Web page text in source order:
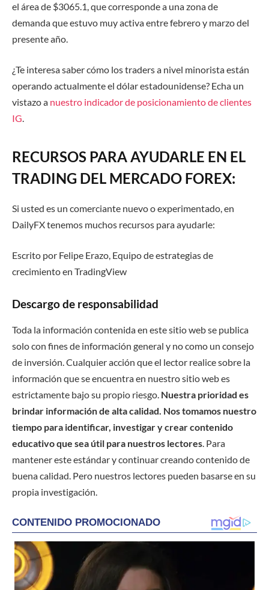
el área de $3065.1, que corresponde a una zona de
demanda que estuvo muy activa entre febrero y marzo del
presente año.
¿Te interesa saber cómo los traders a nivel minorista están
operando actualmente el dólar estadounidense? Echa un
vistazo a nuestro indicador de posicionamiento de clientes
IG.
RECURSOS PARA AYUDARLE EN EL
TRADING DEL MERCADO FOREX:
Si usted es un comerciante nuevo o experimentado, en
DailyFX tenemos muchos recursos para ayudarle:
Escrito por Felipe Erazo, Equipo de estrategias de
crecimiento en TradingView
Descargo de responsabilidad
Toda la información contenida en este sitio web se publica
solo con fines de información general y no como un consejo
de inversión. Cualquier acción que el lector realice sobre la
información que se encuentra en nuestro sitio web es
estrictamente bajo su propio riesgo. Nuestra prioridad es
brindar información de alta calidad. Nos tomamos nuestro
tiempo para identificar, investigar y crear contenido
educativo que sea útil para nuestros lectores. Para
mantener este estándar y continuar creando contenido de
buena calidad. Pero nuestros lectores pueden basarse en su
propia investigación.